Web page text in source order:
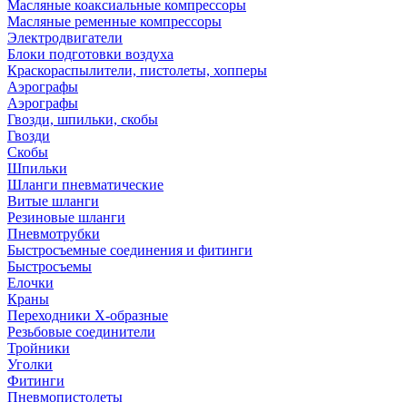
Масляные коаксиальные компрессоры
Масляные ременные компрессоры
Электродвигатели
Блоки подготовки воздуха
Краскораспылители, пистолеты, хопперы
Аэрографы
Аэрографы
Гвозди, шпильки, скобы
Гвозди
Скобы
Шпильки
Шланги пневматические
Витые шланги
Резиновые шланги
Пневмотрубки
Быстросъемные соединения и фитинги
Быстросъемы
Елочки
Краны
Переходники Х-образные
Резьбовые соединители
Тройники
Уголки
Фитинги
Пневмопистолеты